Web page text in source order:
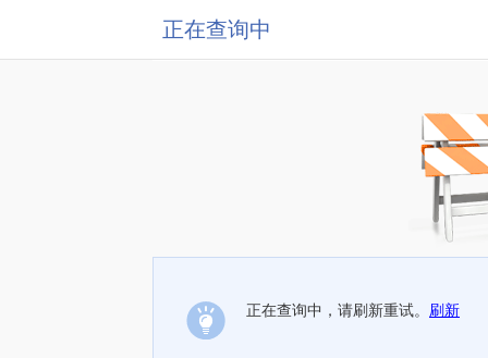
正在查询中
正在查询中，请刷新重试。 刷新